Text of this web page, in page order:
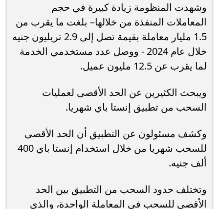
وشهدت المنظومة زيادة كبيرة في حجم
المعاملات المنفذة من خلالها– بلغت ما يقرب من
1.5 مليار معاملة بقيمة تصل إلى 2.9 تريليون جنيه
خلال عام 2024 - ووصل عدد مستخدمي الخدمة
لما يقرب عن 12.5 مليون عميل.
ويبحث الكثيرين عن الحد الأقصى لعمليات
السحب من تطبيق إنستا باي شهريا.
وكشف مسئولون عن التطبيق أن الحد الأقصى
للسحب شهريا من خلال استخدام إنستا باي 400
ألف جنيه.
وتختلف حدود السحب من التطبيق بين الحد
الأقصى للسحب في المعاملة الواحدة، والذي